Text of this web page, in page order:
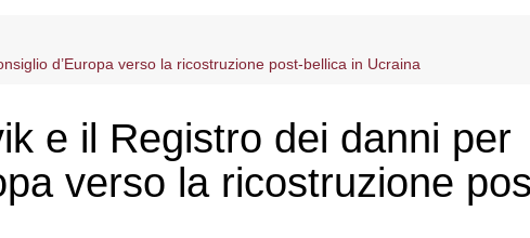
d’Europa verso la ricostruzione post-bellica in Ucraina
e il Registro dei danni per
verso la ricostruzione